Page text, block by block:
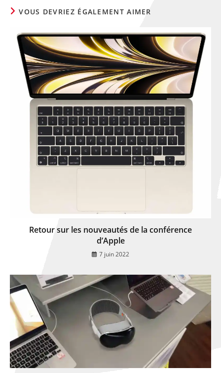
VOUS DEVRIEZ ÉGALEMENT AIMER
Retour sur les nouveautés de la conférence
d’Apple
7 juin 2022